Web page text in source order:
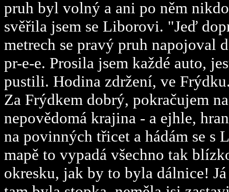
pruh byl volný a ani po něm
svěřila jsem se Liborovi. "Jeď
metrech se pravý pruh napojoval
pr-e-e. Prosila jsem každé auto,
pustili. Hodina zdržení, ve
Za Frýdkem dobrý, pokračujem
nepovědomá krajina - a ejhle,
na povinných třicet a hádám se s
mapě to vypadá všechno tak
okresku, jak by to byla dálnice!